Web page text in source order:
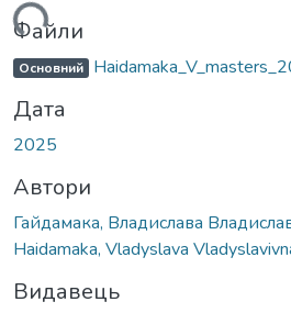
Файли
Основний
Дата
2025
Автори
Гайдамака, Владислава
Haidamaka, Vladyslava
Видавець